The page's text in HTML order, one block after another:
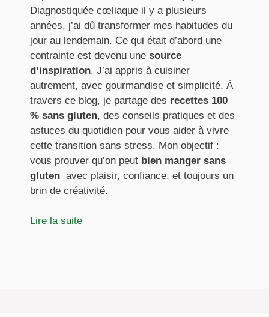
Diagnostiquée cœliaque il y a plusieurs
années, j’ai dû transformer mes habitudes du
jour au lendemain. Ce qui était d’abord une
contrainte est devenu une source
d’inspiration. J’ai appris à cuisiner
autrement, avec gourmandise et simplicité. À
travers ce blog, je partage des recettes 100
% sans gluten, des conseils pratiques et des
astuces du quotidien pour vous aider à vivre
cette transition sans stress. Mon objectif :
vous prouver qu’on peut bien manger sans
gluten avec plaisir, confiance, et toujours un
brin de créativité.
Lire la suite